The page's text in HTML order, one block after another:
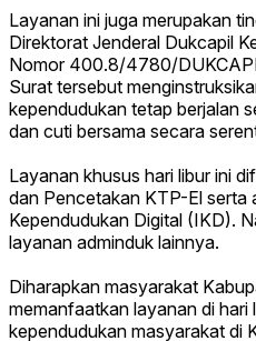
Layanan ini juga merupakan
Direktorat Jenderal Dukcapil
Nomor 400.8/4780/
Surat tersebut
kependudukan tetap berjalan
dan cuti bersama secara
Layanan khusus hari libur ini
dan Pencetakan KTP-El serta
Kependudukan Digital (IKD).
layanan adminduk lainnya.
Diharapkan masyarakat
memanfaatkan layanan di hari
kependudukan masyarakat di